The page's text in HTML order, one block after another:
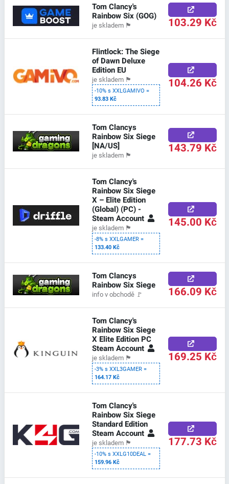
Tom Clancy's
Rainbow Six (GOG)
je skladem 🏴 103.29 Kč
Flintlock: The Siege
of Dawn Deluxe
Edition EU
je skladem 🏴
-10% s XXLGAMIVO =
93.83 Kč
104.26 Kč
Tom Clancys
Rainbow Six Siege
[NA/US]
je skladem 🏴 143.79 Kč
Tom Clancy's
Rainbow Six Siege
X – Elite Edition
(Global) (PC) -
Steam Account
je skladem 🏴
-8% s XXLGAMER =
133.40 Kč
145.00 Kč
Tom Clancys
Rainbow Six Siege
info v obchodě 🚩 166.09 Kč
Tom Clancy's
Rainbow Six Siege
X Elite Edition PC
Steam Account
je skladem 🏴
-3% s XXL3GAMER =
164.17 Kč
169.25 Kč
Tom Clancy's
Rainbow Six Siege
Standard Edition
Steam Account
je skladem 🏴
-10% s XXLG10DEAL =
159.96 Kč
177.73 Kč